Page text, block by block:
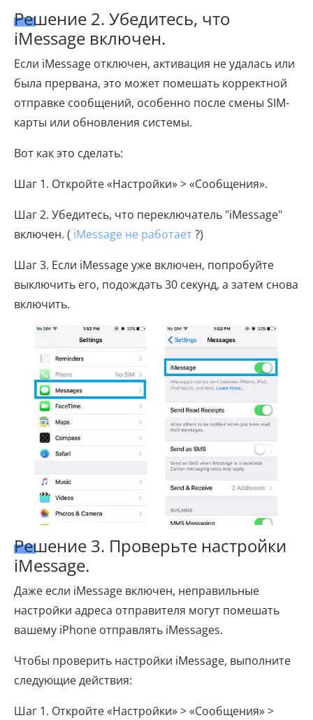
Решение 2. Убедитесь, что
iMessage включен.
Если iMessage отключен, активация не удалась или
была прервана, это может помешать корректной
отправке сообщений, особенно после смены SIM-
карты или обновления системы.
Вот как это сделать:
Шаг 1. Откройте «Настройки» > «Сообщения».
Шаг 2. Убедитесь, что переключатель "iMessage"
включен. ( iMessage не работает?)
Шаг 3. Если iMessage уже включен, попробуйте
выключить его, подождать 30 секунд, а затем снова
включить.
Решение 3. Проверьте настройки
iMessage.
Даже если iMessage включен, неправильные
настройки адреса отправителя могут помешать
вашему iPhone отправлять iMessages.
Чтобы проверить настройки iMessage, выполните
следующие действия:
Шаг 1. Откройте «Настройки» > «Сообщения» >